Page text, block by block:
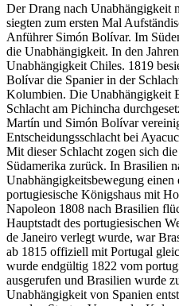
Der Drang nach Unabhängigkeit
siegten zum ersten Mal
Anführer Simón Bolívar. Im
die Unabhängigkeit. In den
Unabhängigkeit Chiles. 1819
Bolívar die Spanier in der
Kolumbien. Die Unabhängigkeit
Schlacht am Pichincha
Martín und Simón Bolívar
Entscheidungsschlacht bei
Mit dieser Schlacht zogen sich
Südamerika zurück. In Brasilien
Unabhängigkeitsbewegung einen
portugiesische Königshaus mit
Napoleon 1808 nach Brasilien
Hauptstadt des portugiesischen
de Janeiro verlegt wurde, war
ab 1815 offiziell mit Portugal
wurde endgültig 1822 vom
ausgerufen und Brasilien wurde
Unabhängigkeit von Spanien